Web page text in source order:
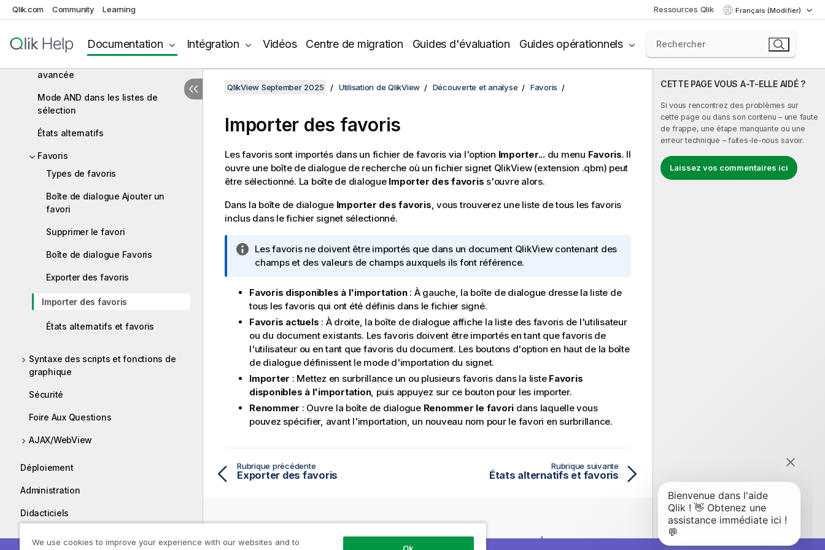
Qlik.com Community Learning Ressources Qlik Français (Modifier)
Documentation Intégration Vidéos Centre de migration Guides d'évaluation Guides opérationnels
Sélection dans les autres objets
Rechercher
avancée
Mode AND dans les listes de
sélection
États alternatifs
Favoris
Types de favoris
Boîte de dialogue Ajouter un
favori
Supprimer le favori
Boîte de dialogue Favoris
Exporter des favoris
Importer des favoris
États alternatifs et favoris
Syntaxe des scripts et fonctions de
graphique
Sécurité
Foire Aux Questions
AJAX/WebView
Déploiement
Administration
Didacticiels
CETTE PAGE VOUS A-T-ELLE AIDÉ ?
Si vous rencontrez des problèmes sur
cette page ou dans son contenu – une faute
de frappe, une étape manquante ou une
erreur technique – faites-le-nous savoir.
Laissez vos commentaires ici
QlikView September 2025 Utilisation de QlikView Découverte et analyse Favoris
Importer des favoris
Les favoris sont importés dans un fichier de favoris via l'option Importer...du menu Favoris. Il
ouvre une boîte de dialogue de recherche où un fichier signet QlikView(extension .qbm) peut
être sélectionné. La boîte de dialogue Importer des favoris s'ouvre alors.
Dans la boîte de dialogue Importer des favoris, vous trouverez une liste de tous les favoris
inclus dans le fichier signet sélectionné.
N
o
e
I
a
t
i
o
Les favoris ne doivent être importés que dans un document QlikViewcontenant des
champs et des valeurs de champs auxquels ils font référence.
Favoris disponibles à l'importation: À gauche, la boîte de dialogue dresse la liste de
tous les favoris qui ont été définis dans le fichier signé.
Favoris actuels : À droite, la boîte de dialogue affiche la liste des favoris de l'utilisateur
ou du document existants. Les favoris doivent être importés en tant que favoris de
l'utilisateur ou en tant que favoris du document. Les boutons d'option en haut de la boîte
de dialogue définissent le mode d'importation du signet.
Importer : Mettez en surbrillance un ou plusieurs favoris dans la liste Favoris
disponibles à l'importation, puis appuyez sur ce bouton pour les importer.
Renommer : Ouvre la boîte de dialogue Renommer le favori dans laquelle vous
pouvez spécifier, avant l'importation, un nouveau nom pour le favori en surbrillance.
Rubrique précédente
Exporter des favoris
Rubrique suivante
États alternatifs et favoris
Ressources
We use cookies to improve your experience with our websites and to